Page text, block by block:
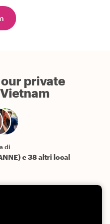
private
di
e 38 altri local